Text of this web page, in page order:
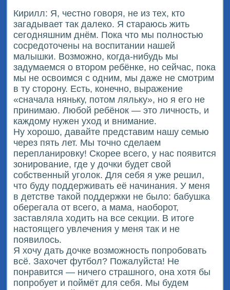
Кирилл: Я, честно говоря, не из тех, кто
загадывает так далеко. Я стараюсь жить
сегодняшним днём. Пока что мы полностью
сосредоточены на воспитании нашей
малышки. Возможно, когда-нибудь мы
задумаемся о втором ребёнке, но сейчас, пока
мы не освоимся с одним, мы даже не смотрим
в ту сторону. Есть, конечно, выражение
«сначала няньку, потом ляльку», но я его не
принимаю. Любой ребёнок — это личность, и
каждому нужен уход и внимание.
Ну хорошо, давайте представим нашу семью
через пять лет. Мы точно сделаем
перепланировку! Скорее всего, у нас появится
зонирование, где у дочки будет свой
собственный уголок. Для себя я уже решил,
что буду поддерживать её начинания. У меня
в детстве такой поддержки не было: бабушка
оберегала от всего, а мама, наоборот,
заставляла ходить на все секции. В итоге
настоящего увлечения у меня так и не
появилось.
Я хочу дать дочке возможность попробовать
всё. Захочет футбол? Пожалуйста! Не
понравится — ничего страшного, она хотя бы
попробует и поймёт для себя. Мы будем